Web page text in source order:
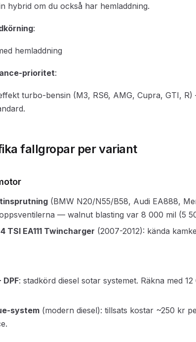
hybrid om du också har hemladdning.
:
hemladdning
prioritet:
turbo-bensin (M3, RS6, AMG, Cupra, GTI,
fallgropar per variant
(BMW N20/N55/B58, Audi EA888,
— walnut blasting var 8 000 mil (5
TSI EA111 Twincharger (2007-2012): kända
DPF: stadkörd diesel sotar systemet. Räkna med
system (modern diesel): tillsats kostar ~250 kr